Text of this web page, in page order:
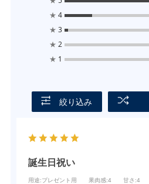
★ 4
★ 3
★ 2
★ 1
絞り込み
誕生日祝い
用途:プレゼント用 果肉感:4 甘さ :4